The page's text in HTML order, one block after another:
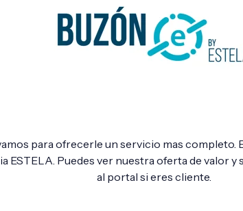
para ofrecerle un servicio mas completo.
ESTELA. Puedes ver nuestra oferta de valor y
al portal si eres cliente.